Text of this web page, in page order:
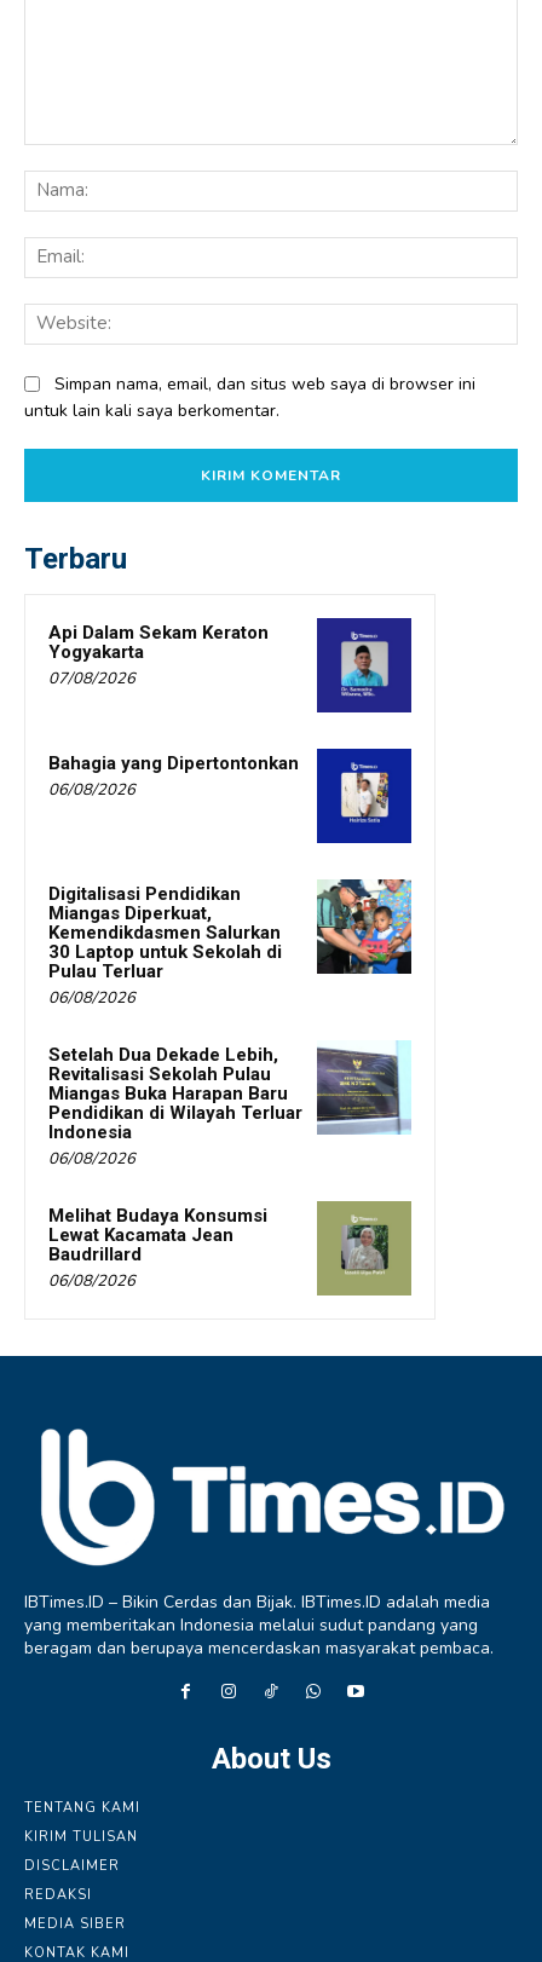
Simpan nama, email, dan situs web saya di browser ini
untuk lain kali saya berkomentar.
Terbaru
Api Dalam Sekam Keraton
Yogyakarta
07/08/2026
Bahagia yang Dipertontonkan
06/08/2026
Digitalisasi Pendidikan
Miangas Diperkuat,
Kemendikdasmen Salurkan
30 Laptop untuk Sekolah di
Pulau Terluar
06/08/2026
Setelah Dua Dekade Lebih,
Revitalisasi Sekolah Pulau
Miangas Buka Harapan Baru
Pendidikan di Wilayah Terluar
Indonesia
06/08/2026
Melihat Budaya Konsumsi
Lewat Kacamata Jean
Baudrillard
06/08/2026
IBTimes.ID – Bikin Cerdas dan Bijak. IBTimes.ID adalah media
yang memberitakan Indonesia melalui sudut pandang yang
beragam dan berupaya mencerdaskan masyarakat pembaca.
About Us
TENTANG KAMI
KIRIM TULISAN
DISCLAIMER
REDAKSI
MEDIA SIBER
KONTAK KAMI